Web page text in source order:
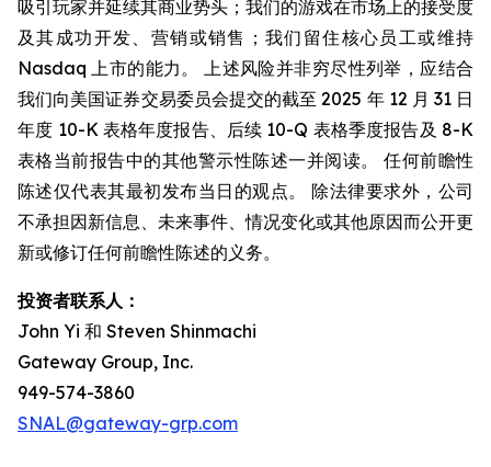
吸引玩家并延续其商业势头；我们的游戏在市场上的接受度
及其成功开发、营销或销售；我们留住核心员工或维持
Nasdaq 上市的能力。 上述风险并非穷尽性列举，应结合
我们向美国证券交易委员会提交的截至 2025 年 12 月 31 日
年度 10-K 表格年度报告、后续 10-Q 表格季度报告及 8-K
表格当前报告中的其他警示性陈述一并阅读。 任何前瞻性
陈述仅代表其最初发布当日的观点。 除法律要求外，公司
不承担因新信息、未来事件、情况变化或其他原因而公开更
新或修订任何前瞻性陈述的义务。
投资者联系人：
John Yi 和 Steven Shinmachi
Gateway Group, Inc.
949-574-3860
SNAL@gateway-grp.com